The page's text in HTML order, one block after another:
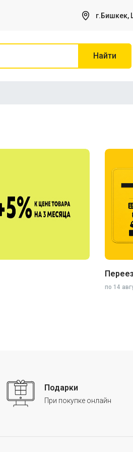
г.Бишкек,
Игровая
Найти
по 14
Подарки
При покупке онлайн